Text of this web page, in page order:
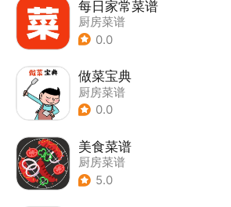
每日家常菜谱
厨房菜谱
0.0
做菜宝典
厨房菜谱
0.0
美食菜谱
厨房菜谱
5.0